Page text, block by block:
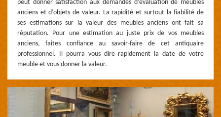
peut donner satisfaction aux demandes d’évaluation de meubles
anciens et d’objets de valeur. La rapidité et surtout la fiabilité de
ses estimations sur la valeur des meubles anciens ont fait sa
réputation. Pour une estimation au juste prix de vos meubles
anciens, faites confiance au savoir-faire de cet antiquaire
professionnel. Il pourra vous dire rapidement la date de votre
meuble et vous donner la valeur.